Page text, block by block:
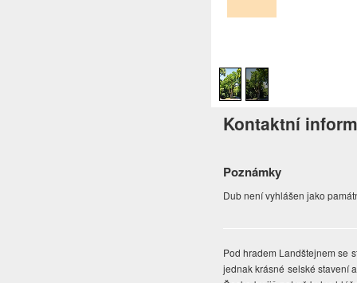
Kontaktní
Poznámky
Dub není vyhlášen jako
Pod hradem Landštejnem se
jednak krásné selské stavení